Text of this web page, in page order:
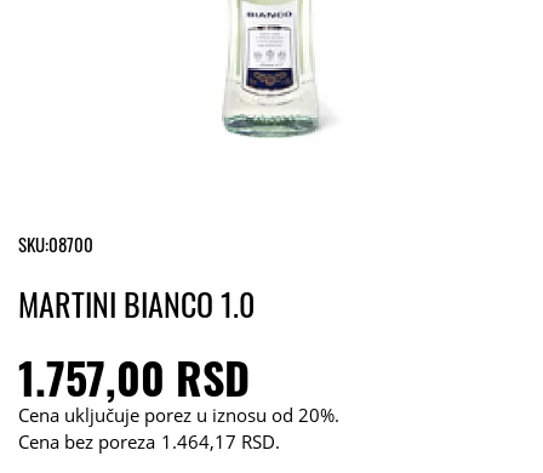
SKU:08700
MARTINI BIANCO 1.0
1.757,00 RSD
Cena uključuje porez u iznosu od 20%.
Cena bez poreza 1.464,17 RSD.